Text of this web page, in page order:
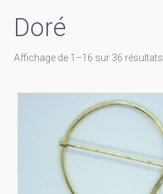
Doré
Affichage de 1–16 sur 36 résultats